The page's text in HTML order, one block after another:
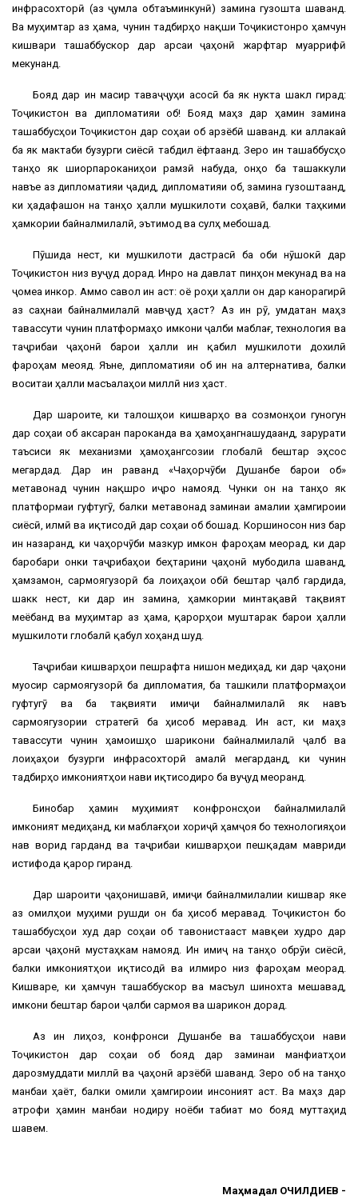
инфрасохторӣ (аз ҷумла обтаъминкунӣ) замина гузошта шаванд.
Ва муҳимтар аз ҳама, чунин тадбирҳо нақши Тоҷикистонро ҳамчун
кишвари ташаббускор дар арсаи ҷаҳонӣ жарфтар муаррифӣ
мекунанд.
Бояд дар ин масир таваҷҷуҳи асосӣ ба як нукта шакл гирад:
Тоҷикистон ва дипломатияи об! Бояд маҳз дар ҳамин замина
ташаббусҳои Тоҷикистон дар соҳаи об арзёбӣ шаванд. ки аллакай
ба як мактаби бузурги сиёсӣ табдил ёфтаанд. Зеро ин ташаббусҳо
танҳо як шиорпароканиҳои рамзӣ набуда, онҳо ба ташаккули
навъе аз дипломатияи ҷадид, дипломатияи об, замина гузоштаанд,
ки ҳадафашон на танҳо ҳалли мушкилоти соҳавӣ, балки таҳкими
ҳамкории байналмилалӣ, эътимод ва сулҳ мебошад.
Пӯшида нест, ки мушкилоти дастрасӣ ба оби нӯшокӣ дар
Тоҷикистон низ вуҷуд дорад. Инро на давлат пинҳон мекунад ва на
ҷомеа инкор. Аммо савол ин аст: оё роҳи ҳалли он дар канорагирӣ
аз саҳнаи байналмилалӣ мавҷуд ҳаст? Аз ин рӯ, умдатан маҳз
тавассути чунин платформаҳо имкони ҷалби маблағ, технология ва
таҷрибаи ҷаҳонӣ барои ҳалли ин қабил мушкилоти дохилӣ
фароҳам меояд. Яъне, дипломатияи об ин на алтернатива, балки
воситаи ҳалли масъалаҳои миллӣ низ ҳаст.
Дар шароите, ки талошҳои кишварҳо ва созмонҳои гуногун
дар соҳаи об аксаран пароканда ва ҳамоҳангнашудаанд, зарурати
таъсиси як механизми ҳамоҳангсозии глобалӣ бештар эҳсос
мегардад. Дар ин раванд «Чаҳорчӯби Душанбе барои об»
метавонад чунин нақшро иҷро намояд. Чунки он на танҳо як
платформаи гуфтугӯ, балки метавонад заминаи амалии ҳамгироии
сиёсӣ, илмӣ ва иқтисодӣ дар соҳаи об бошад. Коршиносон низ бар
ин назаранд, ки чаҳорчӯби мазкур имкон фароҳам меорад, ки дар
баробари онки таҷрибаҳои беҳтарини ҷаҳонӣ мубодила шаванд,
ҳамзамон, сармоягузорӣ ба лоиҳаҳои обӣ бештар ҷалб гардида,
шакк нест, ки дар ин замина, ҳамкории минтақавӣ тақвият
меёбанд ва муҳимтар аз ҳама, қарорҳои муштарак барои ҳалли
мушкилоти глобалӣ қабул хоҳанд шуд.
Таҷрибаи кишварҳои пешрафта нишон медиҳад, ки дар ҷаҳони
муосир сармоягузорӣ ба дипломатия, ба ташкили платформаҳои
гуфтугӯ ва ба тақвияти имиҷи байналмилалӣ як навъ
сармоягузории стратегӣ ба ҳисоб меравад. Ин аст, ки маҳз
тавассути чунин ҳамоишҳо шарикони байналмилалӣ ҷалб ва
лоиҳаҳои бузурги инфрасохторӣ амалӣ мегарданд, ки чунин
тадбирҳо имкониятҳои нави иқтисодиро ба вуҷуд меоранд.
Бинобар ҳамин муҳимият конфронсҳои байналмилалӣ
имконият медиҳанд, ки маблағҳои хориҷӣ ҳамҷоя бо технологияҳои
нав ворид гарданд ва таҷрибаи кишварҳои пешқадам мавриди
истифода қарор гиранд.
Дар шароити ҷаҳонишавӣ, имиҷи байналмилалии кишвар яке
аз омилҳои муҳими рушди он ба ҳисоб меравад. Тоҷикистон бо
ташаббусҳои худ дар соҳаи об тавонистааст мавқеи худро дар
арсаи ҷаҳонӣ мустаҳкам намояд. Ин имиҷ на танҳо обрӯи сиёсӣ,
балки имкониятҳои иқтисодӣ ва илмиро низ фароҳам меорад.
Кишваре, ки ҳамчун ташаббускор ва масъул шинохта мешавад,
имкони бештар барои ҷалби сармоя ва шарикон дорад.
Аз ин лиҳоз, конфронси Душанбе ва ташаббусҳои нави
Тоҷикистон дар соҳаи об бояд дар заминаи манфиатҳои
дарозмуддати миллӣ ва ҷаҳонӣ арзёбӣ шаванд. Зеро об на танҳо
манбаи ҳаёт, балки омили ҳамгироии инсоният аст. Ва маҳз дар
атрофи ҳамин манбаи нодиру ноёби табиат мо бояд муттаҳид
шавем.
Маҳмадалӣ ОЧИЛДИЕВ -